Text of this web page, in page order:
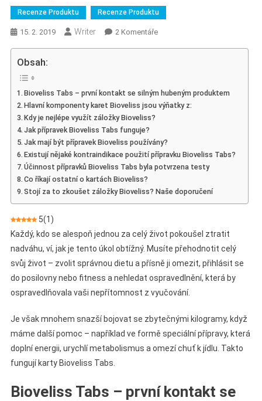
Recenze Produktu Recenze Produktu
15. 2. 2019 Writer 2 KomentářeU
Na
Šumivé
Pilulky
Obsah:
Bioveliss Tabs – první kontakt se silným hubeným produktem
Hlavní komponenty karet Bioveliss jsou výňatky z:
Kdy je nejlépe využít záložky Bioveliss?
Jak přípravek Bioveliss Tabs funguje?
Jak mají být přípravek Bioveliss používány?
Existují nějaké kontraindikace použití přípravku Bioveliss Tabs?
Účinnost přípravků Bioveliss Tabs byla potvrzena testy
Co říkají ostatní o kartách Bioveliss?
Stojí za to zkoušet záložky Bioveliss? Naše doporučení
5(1 )
Každý, kdo se alespoň jednou za celý život pokoušel ztratit
nadváhu, ví, jak je tento úkol obtížný. Musíte přehodnotit celý
svůj život – zvolit správnou dietu a přísně ji omezit, přihlásit se
do posilovny nebo fitness a nehledat ospravedlnění, která by
ospravedlňovala vaši nepřítomnost z vyučování.
Je však mnohem snazší bojovat se zbytečnými kilogramy, když
máme další pomoc – například ve formě speciální přípravy, která
doplní energii, urychlí metabolismus a omezí chuť k jídlu. Takto
fungují karty Bioveliss Tabs.
Bioveliss Tabs – první kontakt se